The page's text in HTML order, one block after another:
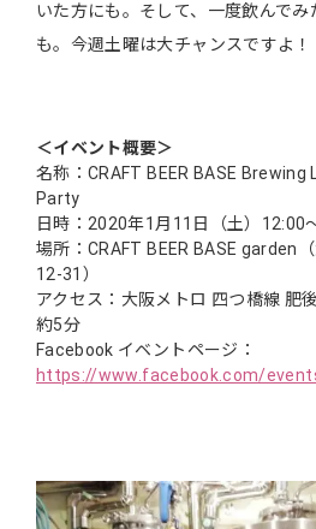
いた方にも。そして、一度飲んで
も。今週土曜は大チャンスですよ！
＜イベント概要＞
名称：CRAFT BEER BASE
Party
日時：2020年1月11日（土）12:00
場所：CRAFT BEER BASE garden
12-31）
アクセス：大阪メトロ 四つ橋線 肥
約5分
Facebook イベントページ：
https://www.facebook.com/